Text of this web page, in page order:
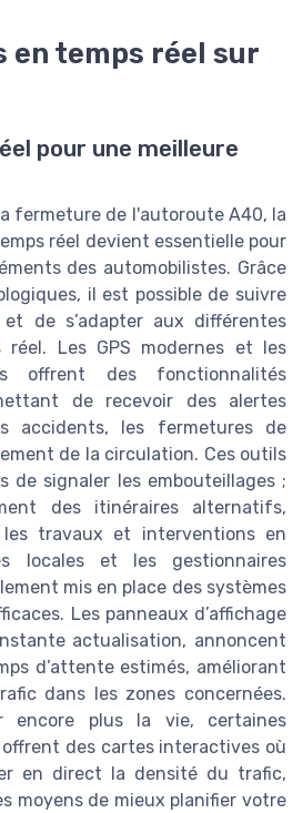
en temps réel sur
pour une meilleure
fermeture de l'autoroute A40, la
réel devient essentielle pour
des automobilistes. Grâce
il est possible de suivre
de s’adapter aux différentes
Les GPS modernes et les
offrent des fonctionnalités
de recevoir des alertes
accidents, les fermetures de
de la circulation. Ces outils
de signaler les embouteillages ;
des itinéraires alternatifs,
travaux et interventions en
locales et les gestionnaires
mis en place des systèmes
Les panneaux d’affichage
actualisation, annoncent
d’attente estimés, améliorant
dans les zones concernées.
encore plus la vie, certaines
des cartes interactives où
en direct la densité du trafic,
moyens de mieux planifier votre